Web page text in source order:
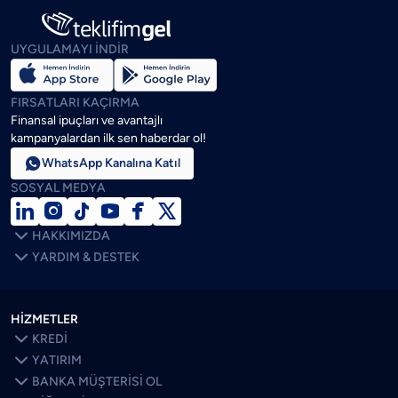
UYGULAMAYI İNDİR
FIRSATLARI KAÇIRMA
Finansal ipuçları ve avantajlı
kampanyalardan ilk sen haberdar ol!
WhatsApp Kanalına Katıl
SOSYAL MEDYA
    

 HAKKIMIZDA
 YARDIM & DESTEK
HİZMETLER
 KREDİ
 YATIRIM
 BANKA MÜŞTERİSİ OL